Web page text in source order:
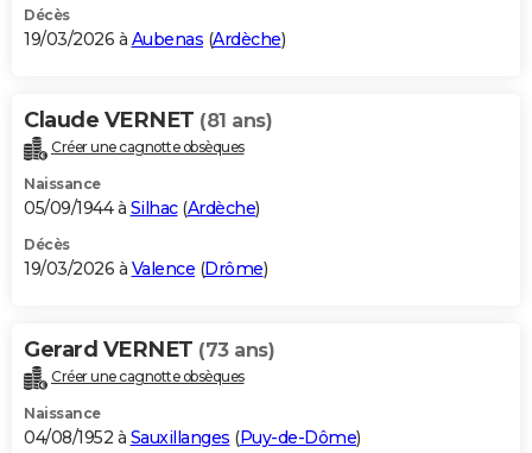
Décès
19/03/2026 à Aubenas (Ardèche)
Claude VERNET (81 ans)
Créer une cagnotte obsèques
Naissance
05/09/1944 à Silhac(Ardèche)
Décès
19/03/2026 à Valence (Drôme)
Gerard VERNET (73 ans)
Créer une cagnotte obsèques
Naissance
04/08/1952 à Sauxillanges (Puy-de-Dôme)